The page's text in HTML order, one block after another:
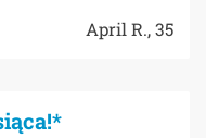
April R., 35